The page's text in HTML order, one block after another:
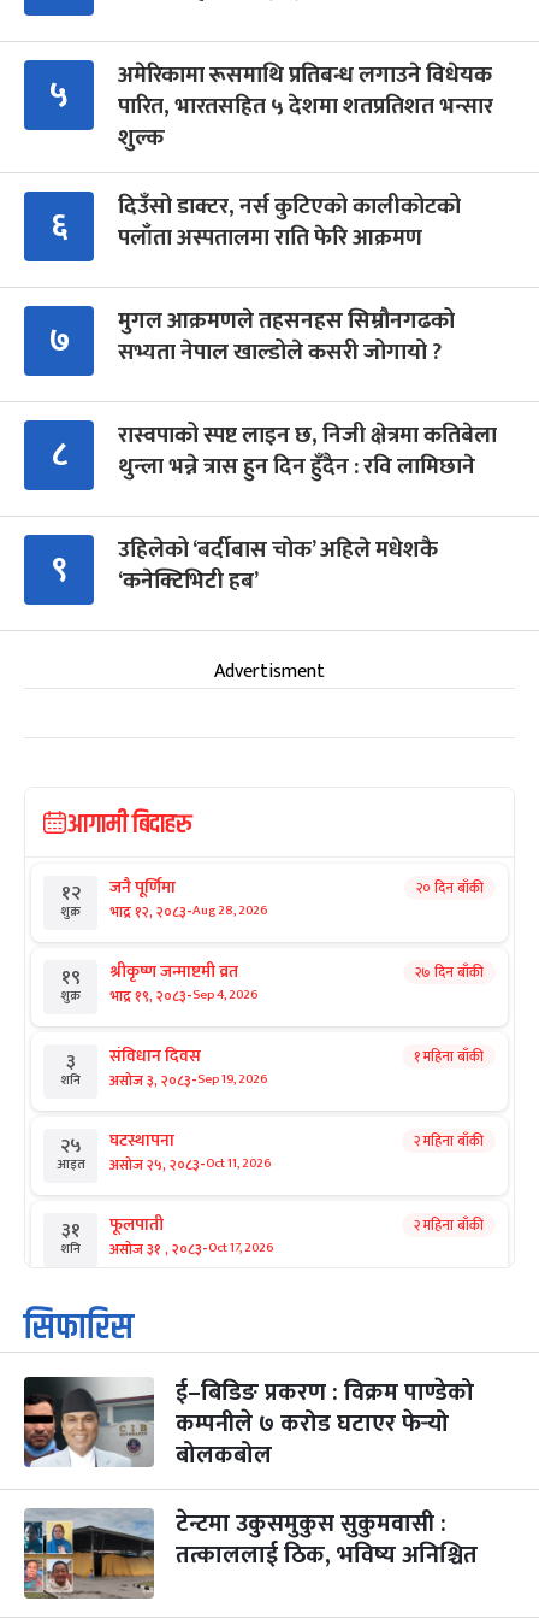
५
अमेरिकामा रूसमाथि प्रतिबन्ध लगाउने विधेयक
पारित, भारतसहित ५ देशमा शतप्रतिशत भन्सार
शुल्क
६
दिउँसो डाक्टर, नर्स कुटिएको कालीकोटको
पलाँता अस्पतालमा राति फेरि आक्रमण
७
मुगल आक्रमणले तहसनहस सिम्रौनगढको
सभ्यता नेपाल खाल्डोले कसरी जोगायो ?
८
रास्वपाको स्पष्ट लाइन छ, निजी क्षेत्रमा कतिबेला
थुन्ला भन्ने त्रास हुन दिन हुँदैन : रवि लामिछाने
९
उहिलेको ‘बर्दीबास चोक’ अहिले मधेशकै
‘कनेक्टिभिटी हब’
Advertisment
आगामी बिदाहरु
१२
शुक्र
जनै पूर्णिमा
भाद्र १२, २०८३-Aug 28, 2026
२० दिन बाँकी
१९
शुक्र
श्रीकृष्ण जन्माष्टमी व्रत
भाद्र १९, २०८३-Sep 4, 2026
२७ दिन बाँकी
३
शनि
संविधान दिवस
असोज ३, २०८३-Sep 19, 2026
१ महिना बाँकी
२५
आइत
घटस्थापना
असोज २५, २०८३-Oct 11, 2026
२ महिना बाँकी
३१
शनि
फूलपाती
असोज ३१ , २०८३-Oct 17, 2026
२ महिना बाँकी
१
आइत
कार्तिक सङ्क्रान्ति
कार्तिक १, २०८३
३
मंगल
महानवमी
कार्तिक ३, २०८३-Oct 20, 2026
२ महिना बाँकी
४
५
बिहि
पापा‌ङ्कुशा एकादशी व्रत
कार्तिक ५, २०८३
२ महिना बाँकी
सिफारिस
ई–बिडिङ प्रकरण : विक्रम पाण्डेको
कम्पनीले ७ करोड घटाएर फेर्‍यो
बोलकबोल
टेन्टमा उकुसमुकुस सुकुमवासी :
तत्काललाई ठिक, भविष्य अनिश्चित